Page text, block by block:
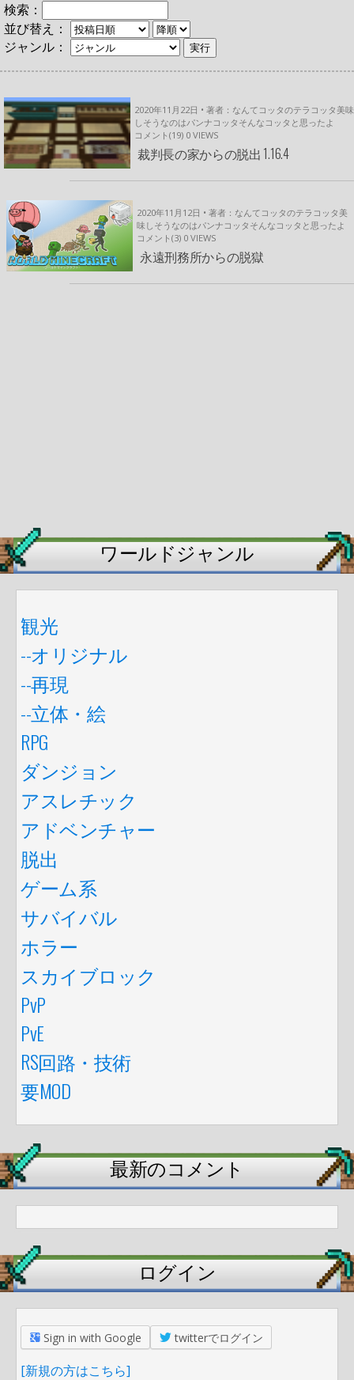
検索：
並び替え：
ジャンル：
2020年11月22日 • 著者：なんてコッタのテラコッタ美味
しそうなのはパンナコッタそんなコッタと思ったよ
コメント(19) 0 VIEWS
裁判長の家からの脱出 1.16.4
2020年11月12日 • 著者：なんてコッタのテラコッタ美
味しそうなのはパンナコッタそんなコッタと思ったよ
コメント(3) 0 VIEWS
永遠刑務所からの脱獄
ワールドジャンル
観光
--オリジナル
--再現
--立体・絵
RPG
ダンジョン
アスレチック
アドベンチャー
脱出
ゲーム系
サバイバル
ホラー
スカイブロック
PvP
PvE
RS回路・技術
要MOD
最新のコメント
ログイン
Sign in with Google twitterでログイン
[新規の方はこちら]